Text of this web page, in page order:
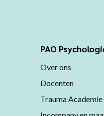
PAO
Over ons
Docenten
Trauma Academie